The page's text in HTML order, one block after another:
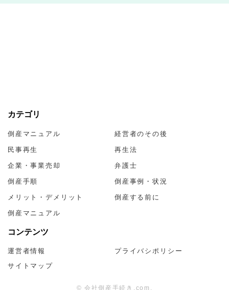
カテゴリ
倒産マニュアル 経営者のその後
民事再生 再生法
企業・事業売却 弁護士
倒産手順 倒産事例・状況
メリット・デメリット 倒産する前に
倒産マニュアル
コンテンツ
運営者情報
プライバシポリシー
サイトマップ
©︎ 会社倒産手続き.com.